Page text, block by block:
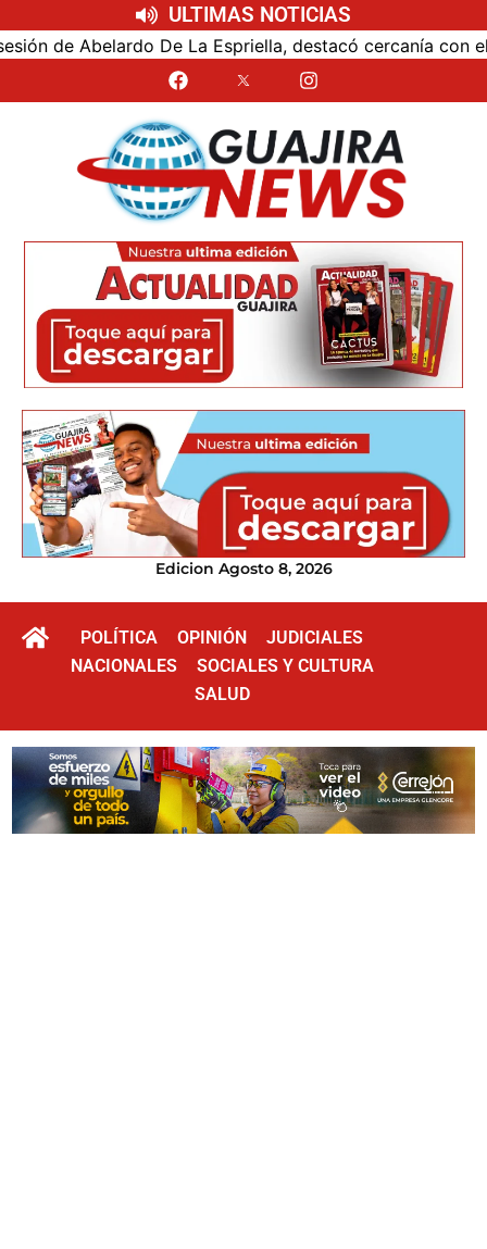
ULTIMAS NOTICIAS
De La Espriella, destacó cercanía con el nuevo
Edicion Agosto 8, 2026
POLÍTICA OPINIÓN
JUDICIALES
NACIONALES
SOCIALES Y CULTURA
SALUD